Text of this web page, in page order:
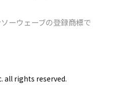
ーウェーブの登録商標で
all rights reserved.